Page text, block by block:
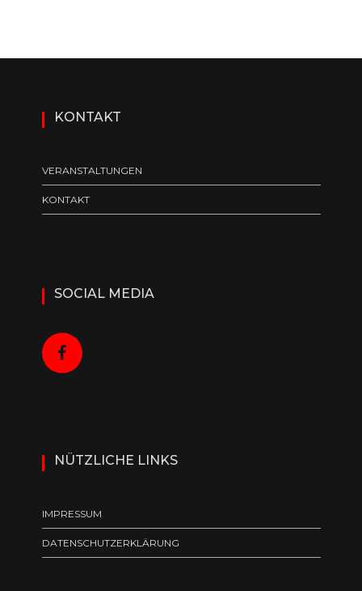
KONTAKT
VERANSTALTUNGEN
KONTAKT
SOCIAL MEDIA
NÜTZLICHE LINKS
IMPRESSUM
DATENSCHUTZERKLÄRUNG